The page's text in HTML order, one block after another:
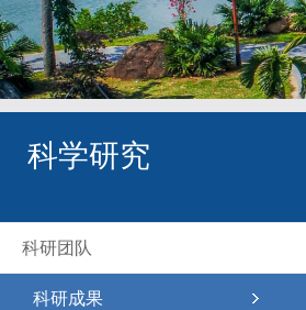
科学研究
科研团队
科研成果